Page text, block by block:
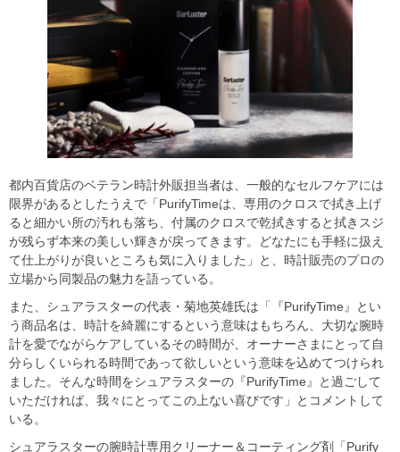
都内百貨店のベテラン時計外販担当者は、一般的なセルフケアには
限界があるとしたうえで「PurifyTimeは、専用のクロスで拭き上げ
ると細かい所の汚れも落ち、付属のクロスで乾拭きすると拭きスジ
が残らず本来の美しい輝きが戻ってきます。どなたにも手軽に扱え
て仕上がりが良いところも気に入りました」と、時計販売のプロの
立場から同製品の魅力を語っている。
また、シュアラスターの代表・菊地英雄氏は「『PurifyTime』とい
う商品名は、時計を綺麗にするという意味はもちろん、大切な腕時
計を愛でながらケアしているその時間が、オーナーさまにとって自
分らしくいられる時間であって欲しいという意味を込めてつけられ
ました。そんな時間をシュアラスターの『PurifyTime』と過ごして
いただければ、我々にとってこの上ない喜びです」とコメントして
いる。
シュアラスターの腕時計専用クリーナー＆コーティング剤「Purify